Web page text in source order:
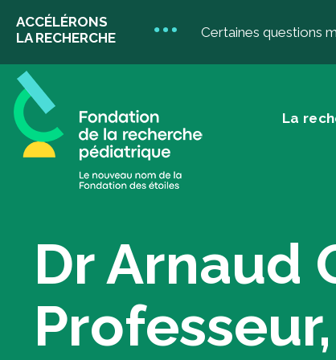
ACCÉLÉRONS
LA RECHERCHE
Certaines questions
La
pédiatrique
Votre impact
Dr Arnaud